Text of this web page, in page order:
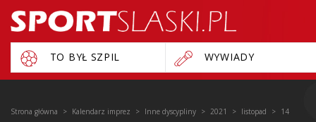
TO BYŁ SZPIL WYWIADY
Strona główna Kalendarz imprez Inne dyscypliny 2021 listopad 14